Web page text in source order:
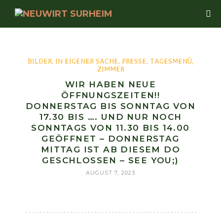
BILDER, IN EIGENER SACHE, PRESSE, TAGESMENÜ,
ZIMMER
WIR HABEN NEUE
ÖFFNUNGSZEITEN!!
DONNERSTAG BIS SONNTAG VON
17.30 BIS …. UND NUR NOCH
SONNTAGS VON 11.30 BIS 14.00
GEÖFFNET – DONNERSTAG
MITTAG IST AB DIESEM DO
GESCHLOSSEN – SEE YOU;)
AUGUST 7, 2023